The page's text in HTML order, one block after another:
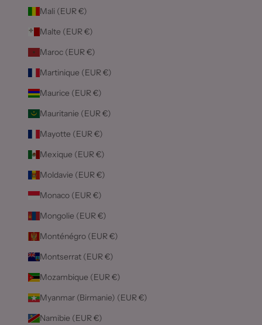
Mali (EUR €)
Malte (EUR €)
Maroc (EUR €)
Martinique (EUR €)
Maurice (EUR €)
Mauritanie (EUR €)
Mayotte (EUR €)
Mexique (EUR €)
Moldavie (EUR €)
Monaco (EUR €)
Mongolie (EUR €)
Monténégro (EUR €)
Montserrat (EUR €)
Mozambique (EUR €)
Myanmar (Birmanie) (EUR €)
Namibie (EUR €)